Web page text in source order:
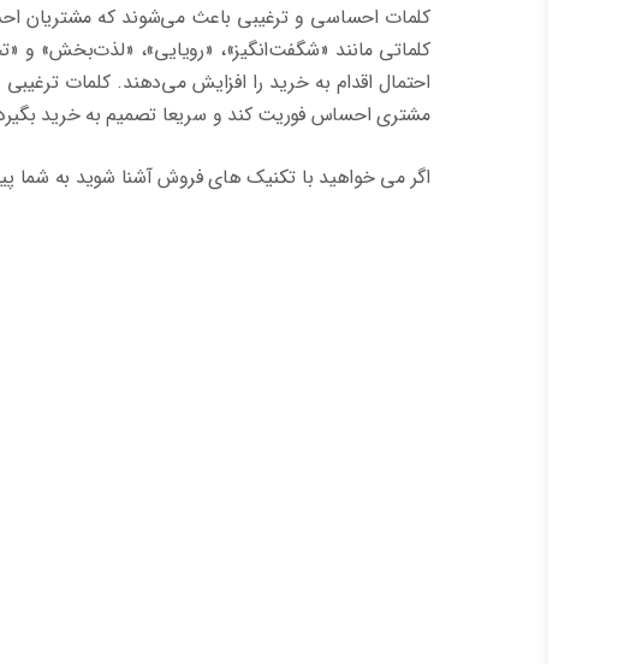
کلمات احساسی و ترغیبی باعث می‌شوند که مشتریان
کلماتی مانند «شگفت‌انگیز»، «رویایی»، «لذت‌بخش» و
احتمال اقدام به خرید را افزایش می‌دهند. کلمات
مشتری احساس فوریت کند و سریعا تصمیم به خرید
اگر می خواهید با تکنیک های فروش آشنا شوید به شما